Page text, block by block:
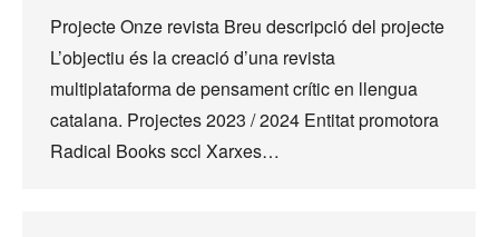
Projecte Onze revista Breu descripció del projecte
L’objectiu és la creació d’una revista
multiplataforma de pensament crític en llengua
catalana. Projectes 2023 / 2024 Entitat promotora
Radical Books sccl Xarxes…